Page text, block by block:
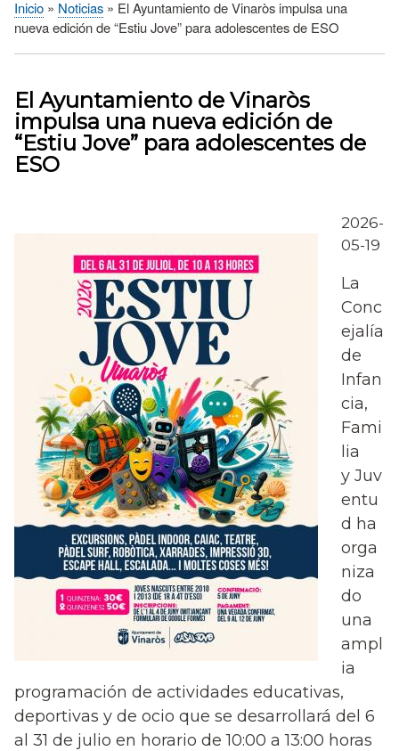
Sobrescribir
ayuda
a
la
navegación
Inicio Noticias
El Ayuntamiento de Vinaròs impulsa una
nueva edición de “Estiu Jove” para adolescentes de ESO
El Ayuntamiento de Vinaròs
impulsa una nueva edición de
“Estiu Jove” para adolescentes de
ESO
2026-
05-19
La
Conc
ejalía
de
Infan
cia,
Fami
lia
y Juv
entu
d ha
orga
niza
do
una
ampl
ia
programación de actividades educativas,
deportivas y de ocio que se desarrollará del 6
al 31 de julio en horario de 10:00 a 13:00 horas